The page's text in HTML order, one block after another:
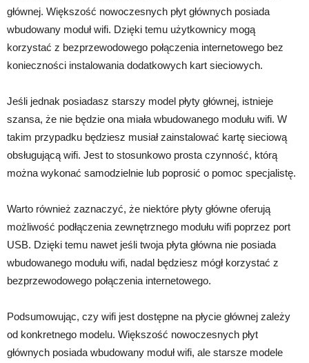
głównej. Większość nowoczesnych płyt głównych posiada
wbudowany moduł wifi. Dzięki temu użytkownicy mogą
korzystać z bezprzewodowego połączenia internetowego bez
konieczności instalowania dodatkowych kart sieciowych.
Jeśli jednak posiadasz starszy model płyty głównej, istnieje
szansa, że nie będzie ona miała wbudowanego modułu wifi. W
takim przypadku będziesz musiał zainstalować kartę sieciową
obsługującą wifi. Jest to stosunkowo prosta czynność, którą
można wykonać samodzielnie lub poprosić o pomoc specjalistę.
Warto również zaznaczyć, że niektóre płyty główne oferują
możliwość podłączenia zewnętrznego modułu wifi poprzez port
USB. Dzięki temu nawet jeśli twoja płyta główna nie posiada
wbudowanego modułu wifi, nadal będziesz mógł korzystać z
bezprzewodowego połączenia internetowego.
Podsumowując, czy wifi jest dostępne na płycie głównej zależy
od konkretnego modelu. Większość nowoczesnych płyt
głównych posiada wbudowany moduł wifi, ale starsze modele